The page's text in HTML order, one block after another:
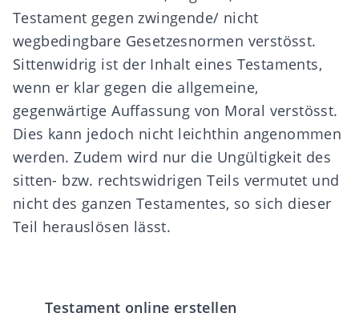
Testament gegen zwingende/ nicht
wegbedingbare Gesetzesnormen verstösst.
Sittenwidrig ist der Inhalt eines Testaments,
wenn er klar gegen die allgemeine,
gegenwärtige Auffassung von Moral verstösst.
Dies kann jedoch nicht leichthin angenommen
werden. Zudem wird nur die Ungültigkeit des
sitten- bzw. rechtswidrigen Teils vermutet und
nicht des ganzen Testamentes, so sich dieser
Teil herauslösen lässt.
Testament online erstellen